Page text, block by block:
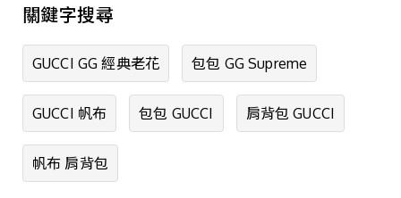
關鍵字搜尋
GUCCI GG 經典老花 包包 GG Supreme
GUCCI 帆布 包包 GUCCI 肩背包 GUCCI
帆布 肩背包
一般珠寶
衣物
其他
系列